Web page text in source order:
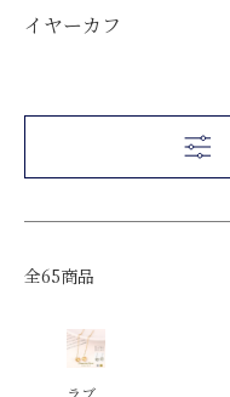
イヤーカフ
全65商品
ラブ
10月オパール
12月タンザナイト
40,000円以下